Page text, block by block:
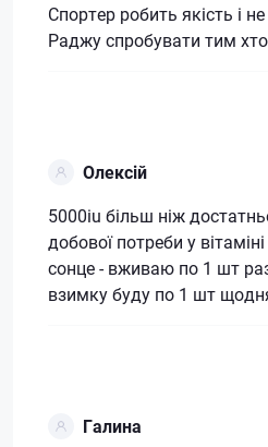
Спортер робить якість і
Раджу спробувати тим
Олексій
5000іu більш ніж
добової потреби у
сонце - вживаю по 1 шт
взимку буду по 1 шт
Галина